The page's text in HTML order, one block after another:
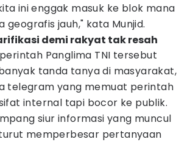
ini enggak masuk ke blok mana
geografis jauh," kata Munjid.
demi rakyat tak resah
Panglima TNI tersebut
tanda tanya di masyarakat,
telegram yang memuat perintah
internal tapi bocor ke publik.
siur informasi yang muncul
memperbesar pertanyaan